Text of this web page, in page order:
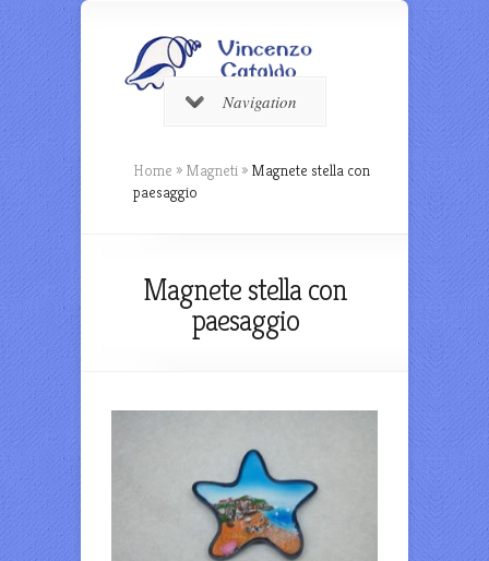
Navigation
Home » Magneti » Magnete stella con
paesaggio
Magnete stella con
paesaggio